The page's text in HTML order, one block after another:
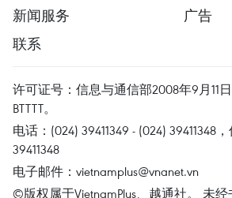
新闻服务
广告
联系
许可证号：信息与通信部2008年9月11
BTTTT。
电话：(024) 39411349 - (024) 39411348
39411348
电子邮件： vietnamplus@vnanet.vn
©版权属于VietnamPlus、越通社。 未